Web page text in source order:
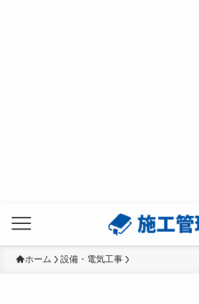
ホーム 設備・電気工事